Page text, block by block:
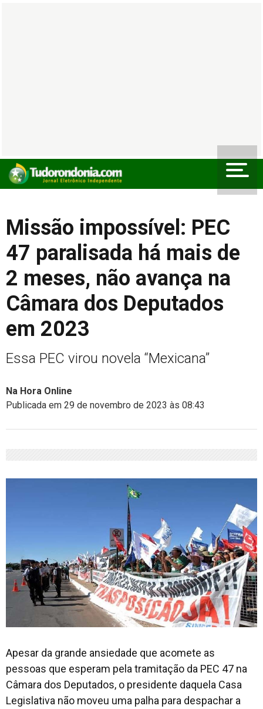
Missão impossível: PEC
47 paralisada há mais de
2 meses, não avança na
Câmara dos Deputados
em 2023
Essa PEC virou novela “Mexicana”
Na Hora Online
Publicada em 29 de novembro de 2023 às 08:43
Apesar da grande ansiedade que acomete as
pessoas que esperam pela tramitação da PEC 47 na
Câmara dos Deputados, o presidente daquela Casa
Legislativa não moveu uma palha para despachar a